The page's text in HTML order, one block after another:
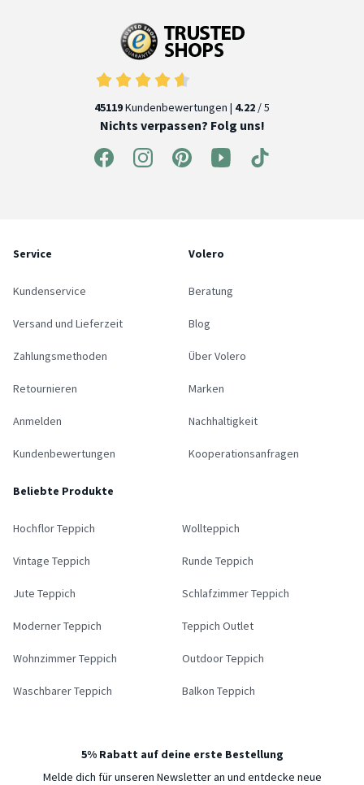
45119Kundenbewertungen | 4.22 / 5
Nichts verpassen? Folg uns!
Service
Kundenservice
Versand und Lieferzeit
Zahlungsmethoden
Retournieren
Anmelden
Kundenbewertungen
Volero
Beratung
Blog
Über Volero
Marken
Nachhaltigkeit
Kooperationsanfragen
Beliebte Produkte
Hochflor Teppich Wollteppich
Vintage Teppich Runde Teppich
Jute Teppich Schlafzimmer Teppich
Moderner Teppich Teppich Outlet
Wohnzimmer Teppich Outdoor Teppich
Waschbarer Teppich Balkon Teppich
5% Rabatt auf deine erste Bestellung
Melde dich für unseren Newsletter an und entdecke neue